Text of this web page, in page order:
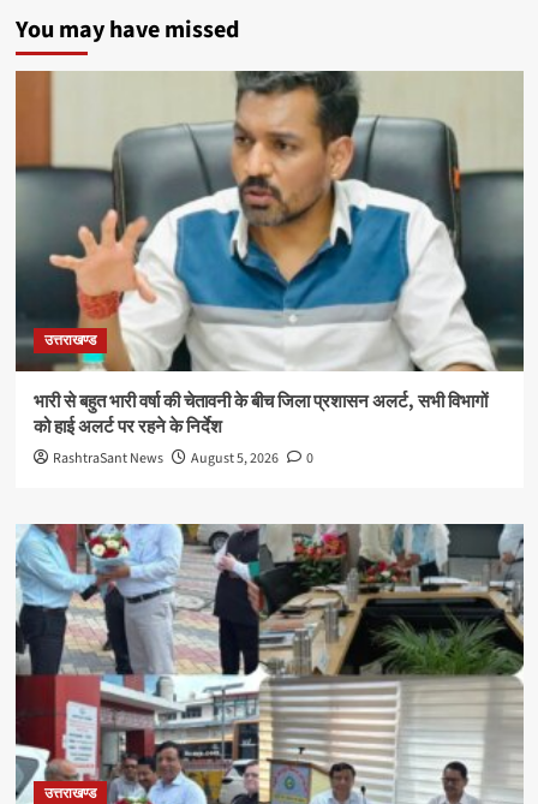
You may have missed
उत्तराखण्ड
भारी से बहुत भारी वर्षा की चेतावनी के बीच जिला प्रशासन अलर्ट, सभी विभागों
को हाई अलर्ट पर रहने के निर्देश
RashtraSant News August 5, 2026 0
उत्तराखण्ड